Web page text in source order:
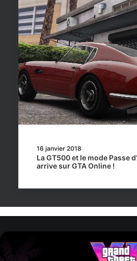
16 janvier 2018
La GT500 et le mode Passe
arrive sur GTA Online !
Rockstar Mag’, Copyright © 2013-2026 –